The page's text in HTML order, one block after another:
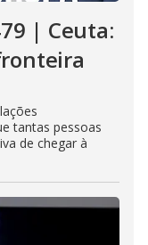
| Ceuta:
tantas pessoas
de chegar à